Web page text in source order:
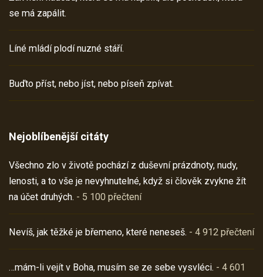
se má zapálit.
Líné mládí plodí nuzné stáří.
Buďto příst, nebo jíst, nebo píseň zpívat.
Nejoblíbenější citáty
Všechno zlo v životě pochází z duševní prázdnoty, nudy,
lenosti, a to vše je nevyhnutelné, když si člověk zvykne žít
na účet druhých. - 5 100 přečtení
Nevíš, jak těžké je břemeno, které neneseš. - 4 912 přečtení
…mám-li vejít v Boha, musím se ze sebe vysvléci. - 4 601